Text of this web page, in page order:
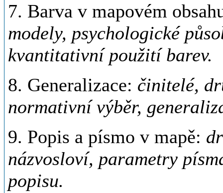
7. Barva v mapovém
modely, psychologické
kvantitativní použití barev.
8. Generalizace: činitelé,
normativní výběr,
9. Popis a písmo v mapě:
názvosloví, parametry
popisu.